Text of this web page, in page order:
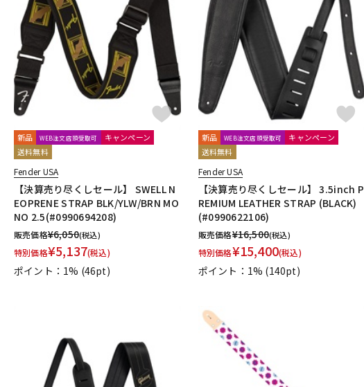
新品 WEB注文店頭受取可
キャンペーン
送料無料
Fender USA
【決算売り尽くしセール】 SWELL N
EOPRENE STRAP BLK/YLW/BRN MO
NO 2.5(#0990694208)
販売価格¥6,050(税込)
特別価格¥5,137(税込)
ポイント：1% (46pt)
新品 WEB注文店頭受取可
キャンペーン
送料無料
Fender USA
【決算売り尽くしセール】 3.5inch P
REMIUM LEATHER STRAP (BLACK)
(#0990622106)
販売価格¥16,500(税込)
特別価格¥15,400(税込)
ポイント：1% (140pt)